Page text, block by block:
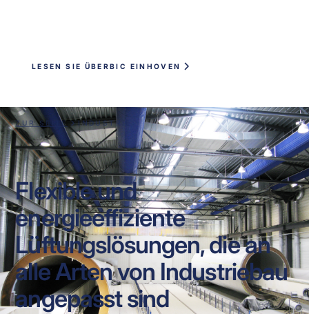
LESEN SIE ÜBERBIC EINHOVEN
ZUR SEITE INDUSTRIE
Flexible und
energieeffiziente
Lüftungslösungen, die an
alle Arten von Industriebau
angepasst sind